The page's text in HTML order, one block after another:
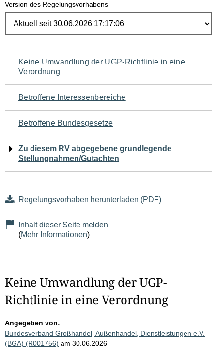
Version des Regelungsvorhabens
Navigation
für
den
Seiteninhalt
Keine Umwandlung der UGP-Richtlinie in eine
Verordnung
Betroffene Interessenbereiche
Betroffene Bundesgesetze
Zu diesem RV abgegebene grundlegende
Stellungnahmen/Gutachten
Regelungsvorhaben herunterladen (PDF)
Inhalt dieser Seite melden
(Mehr Informationen)
Keine Umwandlung der UGP-
Richtlinie in eine Verordnung
Angegeben von:
Bundesverband Großhandel, Außenhandel, Dienstleistungen e.V.
(BGA) (R001756) am 30.06.2026